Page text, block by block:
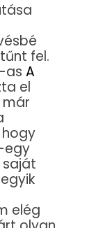
fel.
as A
el
hogy
egy
saját
elég